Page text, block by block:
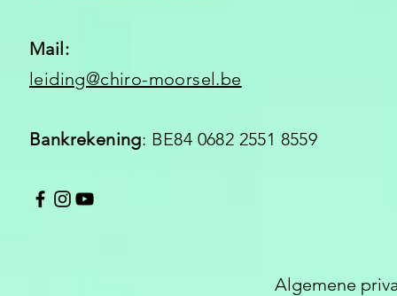
Mail:
leiding@chiro-moorsel.be
Bankrekening: BE84 0682 2551 8559
Algemene